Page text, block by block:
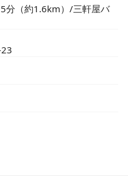
分（約1.6km）/三軒屋バ